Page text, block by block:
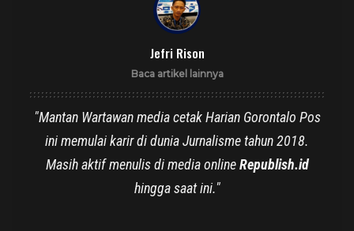
Jefri Rison
Baca artikel lainnya
"Mantan Wartawan media cetak Harian Gorontalo Pos
ini memulai karir di dunia Jurnalisme tahun 2018.
Masih aktif menulis di media onlineRepublish.id
hingga saat ini."